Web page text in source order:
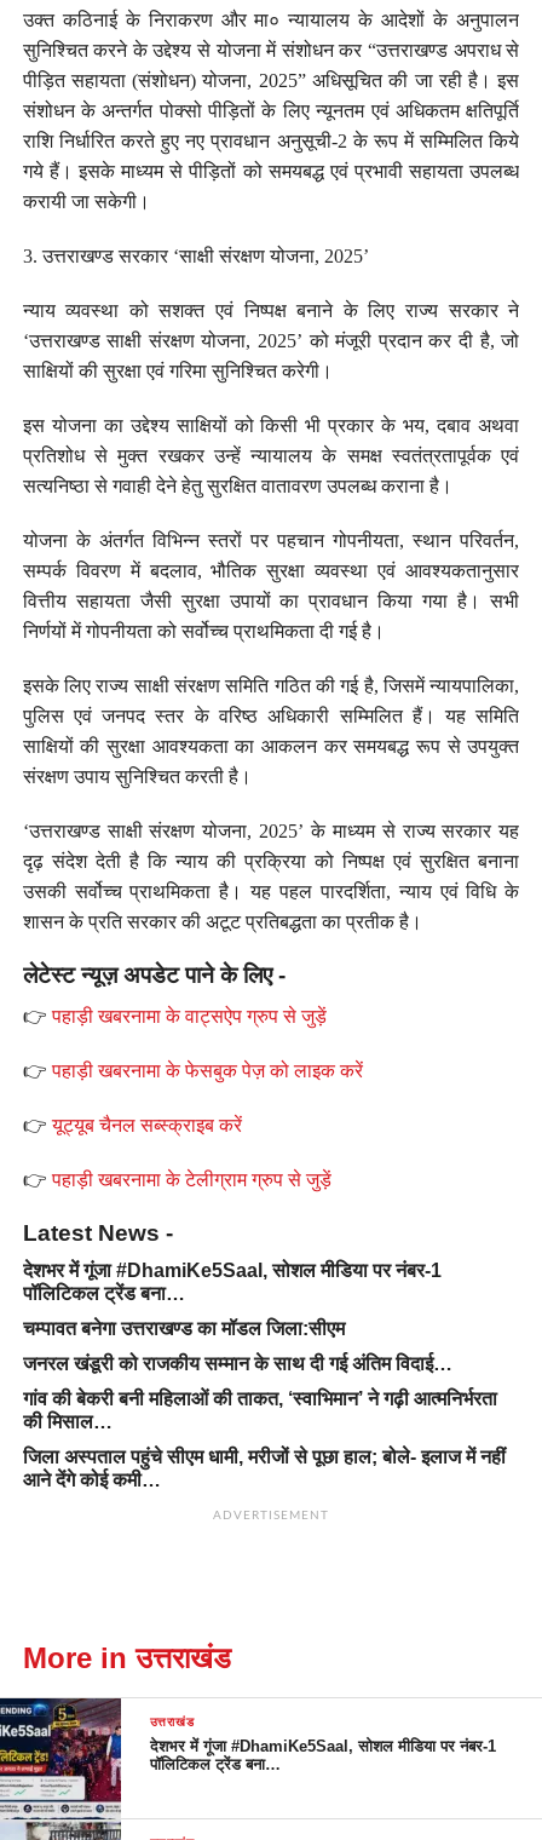
उक्त कठिनाई के निराकरण और मा० न्यायालय के आदेशों के अनुपालन
सुनिश्चित करने के उद्देश्य से योजना में संशोधन कर “उत्तराखण्ड अपराध से
पीड़ित सहायता (संशोधन) योजना, 2025” अधिसूचित की जा रही है। इस
संशोधन के अन्तर्गत पोक्सो पीड़ितों के लिए न्यूनतम एवं अधिकतम क्षतिपूर्ति
राशि निर्धारित करते हुए नए प्रावधान अनुसूची-2 के रूप में सम्मिलित किये
गये हैं। इसके माध्यम से पीड़ितों को समयबद्ध एवं प्रभावी सहायता उपलब्ध
करायी जा सकेगी।
3. उत्तराखण्ड सरकार ‘साक्षी संरक्षण योजना, 2025’
न्याय व्यवस्था को सशक्त एवं निष्पक्ष बनाने के लिए राज्य सरकार ने
‘उत्तराखण्ड साक्षी संरक्षण योजना, 2025’ को मंजूरी प्रदान कर दी है, जो
साक्षियों की सुरक्षा एवं गरिमा सुनिश्चित करेगी।
इस योजना का उद्देश्य साक्षियों को किसी भी प्रकार के भय, दबाव अथवा
प्रतिशोध से मुक्त रखकर उन्हें न्यायालय के समक्ष स्वतंत्रतापूर्वक एवं
सत्यनिष्ठा से गवाही देने हेतु सुरक्षित वातावरण उपलब्ध कराना है।
योजना के अंतर्गत विभिन्न स्तरों पर पहचान गोपनीयता, स्थान परिवर्तन,
सम्पर्क विवरण में बदलाव, भौतिक सुरक्षा व्यवस्था एवं आवश्यकतानुसार
वित्तीय सहायता जैसी सुरक्षा उपायों का प्रावधान किया गया है। सभी
निर्णयों में गोपनीयता को सर्वोच्च प्राथमिकता दी गई है।
इसके लिए राज्य साक्षी संरक्षण समिति गठित की गई है, जिसमें न्यायपालिका,
पुलिस एवं जनपद स्तर के वरिष्ठ अधिकारी सम्मिलित हैं। यह समिति
साक्षियों की सुरक्षा आवश्यकता का आकलन कर समयबद्ध रूप से उपयुक्त
संरक्षण उपाय सुनिश्चित करती है।
‘उत्तराखण्ड साक्षी संरक्षण योजना, 2025’ के माध्यम से राज्य सरकार यह
दृढ़ संदेश देती है कि न्याय की प्रक्रिया को निष्पक्ष एवं सुरक्षित बनाना
उसकी सर्वोच्च प्राथमिकता है। यह पहल पारदर्शिता, न्याय एवं विधि के
शासन के प्रति सरकार की अटूट प्रतिबद्धता का प्रतीक है।
लेटेस्ट न्यूज़ अपडेट पाने के लिए -
👉पहाड़ी खबरनामा के वाट्सऐप ग्रुप से जुड़ें
👉पहाड़ी खबरनामा के फेसबुक पेज़ को लाइक करें
👉यूट्यूब चैनल सब्स्क्राइब करें
👉पहाड़ी खबरनामा के टेलीग्राम ग्रुप से जुड़ें
Latest News -
देशभर में गूंजा #DhamiKe5Saal, सोशल मीडिया पर नंबर-1
पॉलिटिकल ट्रेंड बना…
चम्पावत बनेगा उत्तराखण्ड का मॉडल जिला:सीएम
जनरल खंडूरी को राजकीय सम्मान के साथ दी गई अंतिम विदाई…
गांव की बेकरी बनी महिलाओं की ताकत, ‘स्वाभिमान’ ने गढ़ी आत्मनिर्भरता
की मिसाल…
जिला अस्पताल पहुंचे सीएम धामी, मरीजों से पूछा हाल; बोले- इलाज में नहीं
आने देंगे कोई कमी…
ADVERTISEMENT
More in उत्तराखंड
उत्तराखंड
देशभर में गूंजा #DhamiKe5Saal, सोशल मीडिया पर नंबर-1
पॉलिटिकल ट्रेंड बना…